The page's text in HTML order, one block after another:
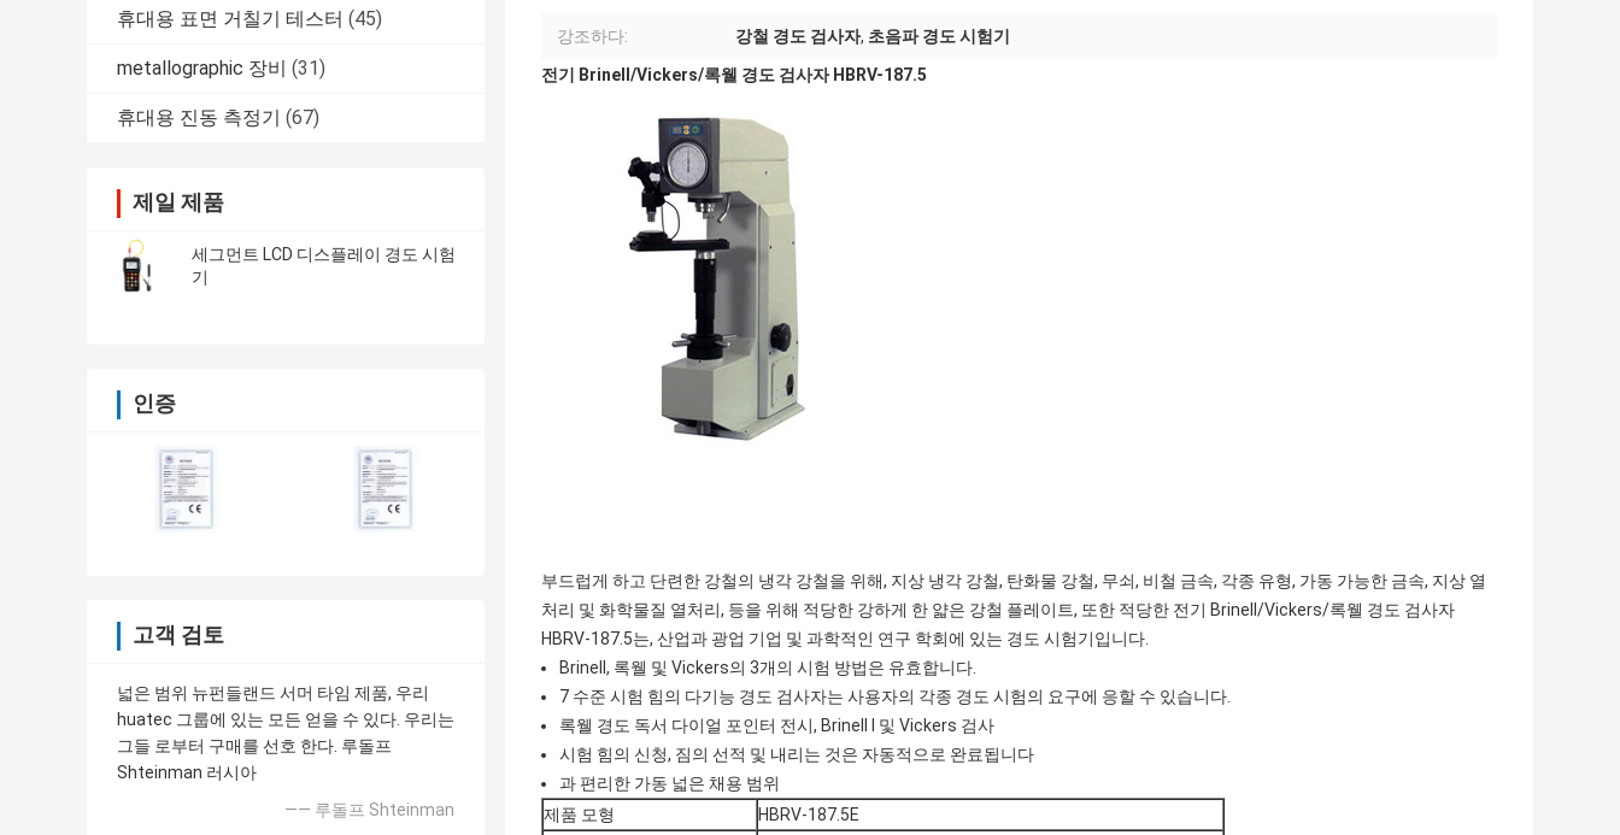
휴대용 표면 거칠기 테스터 (45)
metallographic 장비 (31)
휴대용 진동 측정기 (67)
제일 제품
세그먼트 LCD 디스플레이 경도 시험
기
인증
고객 검토
넓은 범위 뉴펀들랜드 서머 타임 제품, 우리
huatec 그룹에 있는 모든 얻을 수 있다. 우리는
그들 로부터 구매를 선호 한다. 루돌프
Shteinman 러시아
—— 루돌프 Shteinman
강조하다: 강철 경도 검사자, 초음파 경도 시험기
전기 Brinell/Vickers/록웰 경도 검사자 HBRV-187.5
부드럽게 하고 단련한 강철의 냉각 강철을 위해, 지상 냉각 강철, 탄화물 강철, 무쇠, 비철 금속, 각종 유형, 가동 가능한 금속, 지상 열
처리 및 화학물질 열처리, 등을 위해 적당한 강하게 한 얇은 강철 플레이트, 또한 적당한 전기 Brinell/Vickers/록웰 경도 검사자
HBRV-187.5는, 산업과 광업 기업 및 과학적인 연구 학회에 있는 경도 시험기입니다.
Brinell, 록웰 및 Vickers의 3개의 시험 방법은 유효합니다.
7 수준 시험 힘의 다기능 경도 검사자는 사용자의 각종 경도 시험의 요구에 응할 수 있습니다.
록웰 경도 독서 다이얼 포인터 전시, Brinell l 및 Vickers 검사
시험 힘의 신청, 짐의 선적 및 내리는 것은 자동적으로 완료됩니다
과 편리한 가동 넓은 채용 범위
제품 모형
HBRV-187.5E